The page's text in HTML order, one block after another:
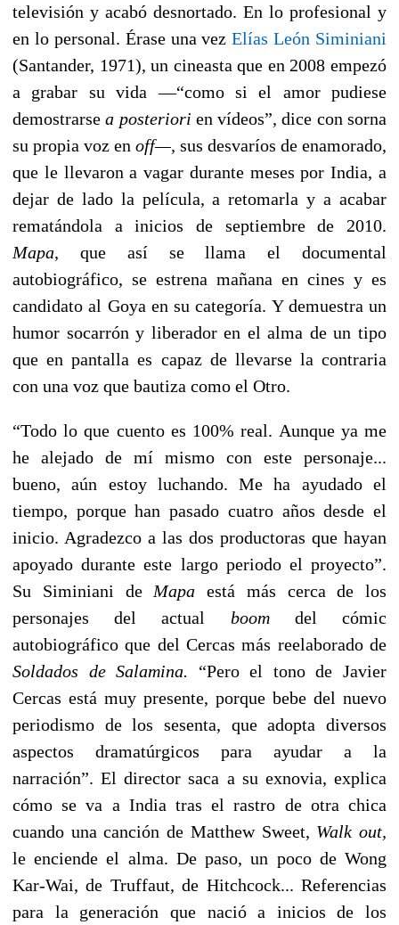
televisión y acabó desnortado. En lo profesional y
en lo personal. Érase una vezElías León Siminiani
(Santander, 1971), un cineasta que en 2008 empezó
a grabar su vida —“como si el amor pudiese
demostrarsea posteriori en vídeos”, dice con sorna
su propia voz en off—, sus desvaríos de enamorado,
que le llevaron a vagar durante meses por India, a
dejar de lado la película, a retomarla y a acabar
rematándola a inicios de septiembre de 2010.
Mapa, que así se llama el documental
autobiográfico, se estrena mañana en cines y es
candidato al Goya en su categoría. Y demuestra un
humor socarrón y liberador en el alma de un tipo
que en pantalla es capaz de llevarse la contraria
con una voz que bautiza como el Otro.
“Todo lo que cuento es 100% real. Aunque ya me
he alejado de mí mismo con este personaje...
bueno, aún estoy luchando. Me ha ayudado el
tiempo, porque han pasado cuatro años desde el
inicio. Agradezco a las dos productoras que hayan
apoyado durante este largo periodo el proyecto”.
Su Siminiani de Mapa está más cerca de los
personajes del actual boomdel cómic
autobiográfico que del Cercas más reelaborado de
Soldados de Salamina. “Pero el tono de Javier
Cercas está muy presente, porque bebe del nuevo
periodismo de los sesenta, que adopta diversos
aspectos dramatúrgicos para ayudar a la
narración”. El director saca a su exnovia, explica
cómo se va a India tras el rastro de otra chica
cuando una canción de Matthew Sweet, Walk out,
le enciende el alma. De paso, un poco de Wong
Kar-Wai, de Truffaut, de Hitchcock... Referencias
para la generación que nació a inicios de los